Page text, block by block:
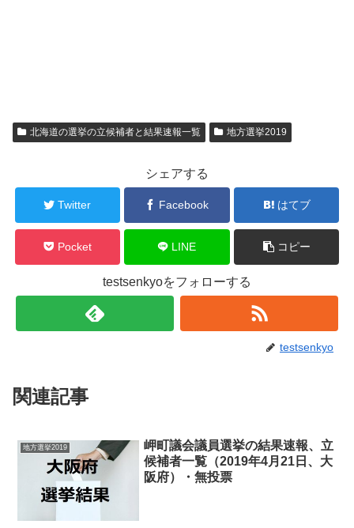
北海道の選挙の立候補者と結果速報一覧 地方選挙2019
シェアする
Twitter Facebook はてブ
Pocket LINE コピー
testsenkyoをフォローする
testsenkyo
関連記事
地方選挙2019
岬町議会議員選挙の結果速報、立
候補者一覧（2019年4月21日、大
阪府）・無投票